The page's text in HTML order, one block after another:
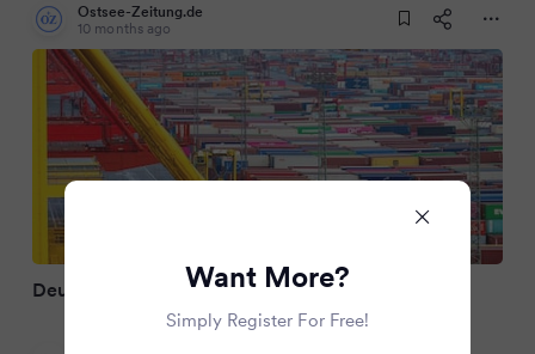
Ostsee-Zeitung.de
10 months ago
Deutsche Exporte in die USA sinken erneut
Want More?
Simply Register For Free!